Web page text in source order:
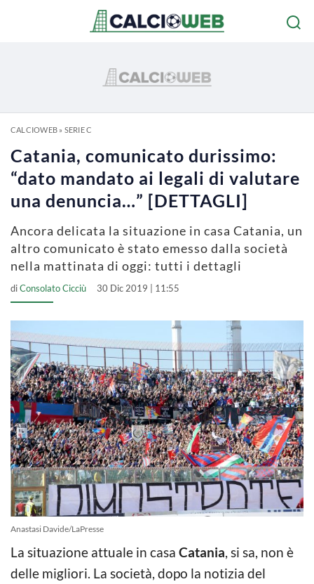
CALCIOWEB» SERIE C
Catania, comunicato durissimo:
“dato mandato ai legali di valutare
una denuncia…” [DETTAGLI]
Ancora delicata la situazione in casa Catania, un
altro comunicato è stato emesso dalla società
nella mattinata di oggi: tutti i dettagli
diConsolato Cicciù 30 Dic 2019 | 11:55
Anastasi Davide/LaPresse
La situazione attuale in casa Catania, si sa, non è
delle migliori. La società, dopo la notizia del